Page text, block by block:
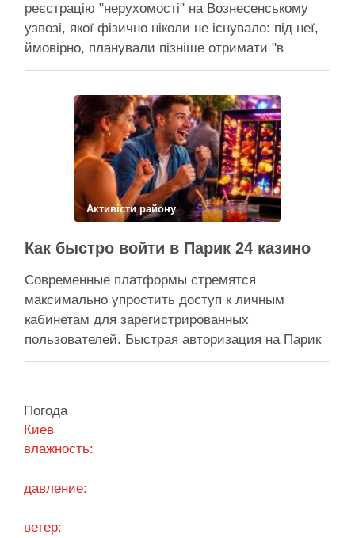
реєстрацію "нерухомості" на Вознесенському
узвозі, якої фізично ніколи не існувало: під неї,
ймовірно, планували пізніше отримати "в
обслуговування" земельну ділянку Прокуратура
за допомогою якої ділки, ймовірно, планували
забудувати зелені схили Подільська окружна
прокуратура міста Києва подала до суду …
Поділитися у соцмережах:
Активісти району
Как быстро войти в Парик 24 казино
Современные платформы стремятся
максимально упростить доступ к личным
кабинетам для зарегистрированных
пользователей. Быстрая авторизация на Парик
24 казино позволяет клиентам мгновенно
система авторизации надежно защищает
персональные данные, сохраняя высокую
Погода
Киев
влажность:
давление:
ветер: